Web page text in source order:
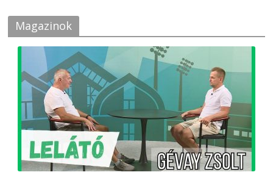
Magazinok